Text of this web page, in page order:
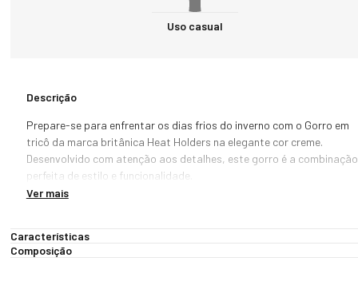
Uso casual
Descrição
Prepare-se para enfrentar os dias frios do inverno com o Gorro em
tricô da marca britânica Heat Holders na elegante cor creme.
Desenvolvido com atenção aos detalhes, este gorro é a combinação
perfeita de estilo e funcionalidade.
mais rigorosas. O forro em textura de pelúcia proporciona um toque
suave e agradável, além de reter o calor de forma eficiente. O
Ver mais
Características
Composição